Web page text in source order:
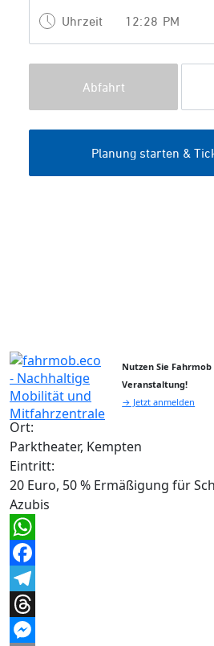
Nutzen Sie
Veranstaltung!
→ Jetzt anmelden
Ort:
Parktheater, Kempten
Eintritt:
20 Euro, 50 % Ermäßigung für
Azubis
WhatsApp
Facebook
Telegram
Threads